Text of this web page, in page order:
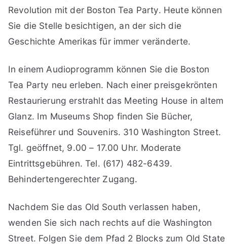
Revolution mit der Boston Tea Party. Heute können
Sie die Stelle besichtigen, an der sich die
Geschichte Amerikas für immer veränderte.
In einem Audioprogramm können Sie die Boston
Tea Party neu erleben. Nach einer preisgekrönten
Restaurierung erstrahlt das Meeting House in altem
Glanz. Im Museums Shop finden Sie Bücher,
Reiseführer und Souvenirs. 310 Washington Street.
Tgl. geöffnet, 9.00 – 17.00 Uhr. Moderate
Eintrittsgebühren. Tel. (617) 482-6439.
Behindertengerechter Zugang.
Nachdem Sie das Old South verlassen haben,
wenden Sie sich nach rechts auf die Washington
Street. Folgen Sie dem Pfad 2 Blocks zum Old State